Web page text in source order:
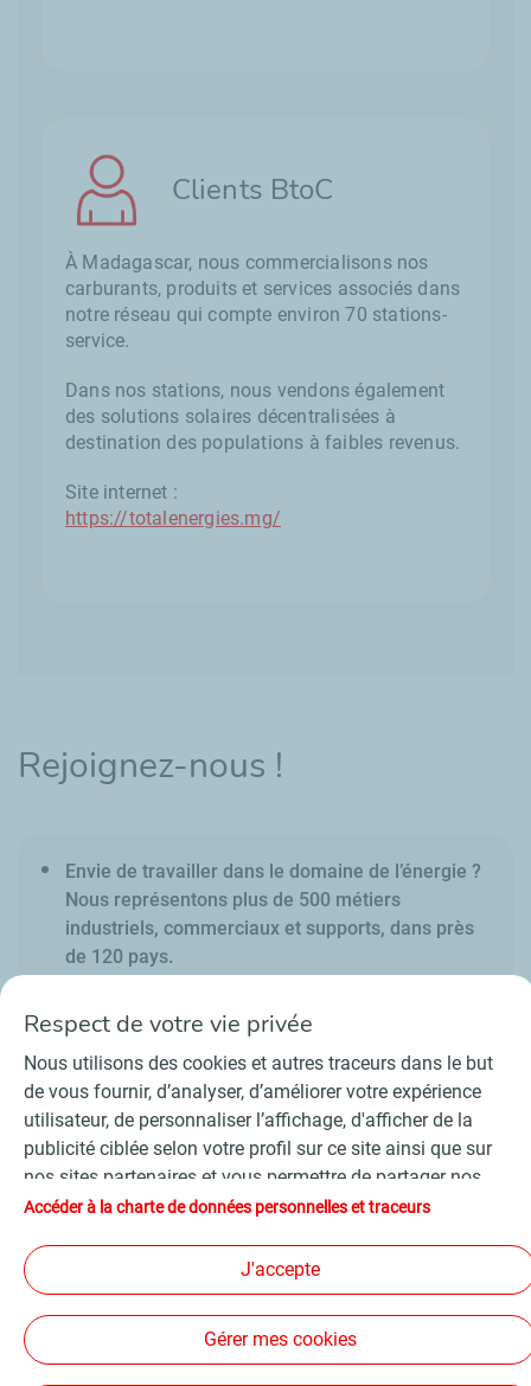
Clients BtoC
À Madagascar, nous commercialisons nos
carburants, produits et services associés dans
notre réseau qui compte environ 70 stations-
service.
Dans nos stations, nous vendons également
des solutions solaires décentralisées à
destination des populations à faibles revenus.
Site internet :
https://totalenergies.mg/
Rejoignez-nous !
Envie de travailler dans le domaine de l’énergie ?
Nous représentons plus de 500 métiers
industriels, commerciaux et supports, dans près
de 120 pays.
Contact Fournisseurs
Espace presse
Conditions Générales d’Utilisation
Charte de données personnelles et cookies
Accessibilité : partiellement conforme
Plan du site
Suivez-nous
Respect de votre vie privée
Nous utilisons des cookies et autres traceurs dans le but
de vous fournir, d’analyser, d’améliorer votre expérience
utilisateur, de personnaliser l’affichage, d'afficher de la
publicité ciblée selon votre profil sur ce site ainsi que sur
nos sites partenaires et vous permettre de partager nos
contenus sur les réseaux sociaux. Conformément à la
d'audience sont déposés par défaut. Vous pouvez à tout
moment modifier vos paramètres de cookies en cliquant
sur le bouton « Gérer mes cookies ». En cliquant sur le
bouton « J’accepte », vous acceptez le dépôt de
Accéder à la charte de données personnelles et traceurs
J'accepte
Gérer mes cookies